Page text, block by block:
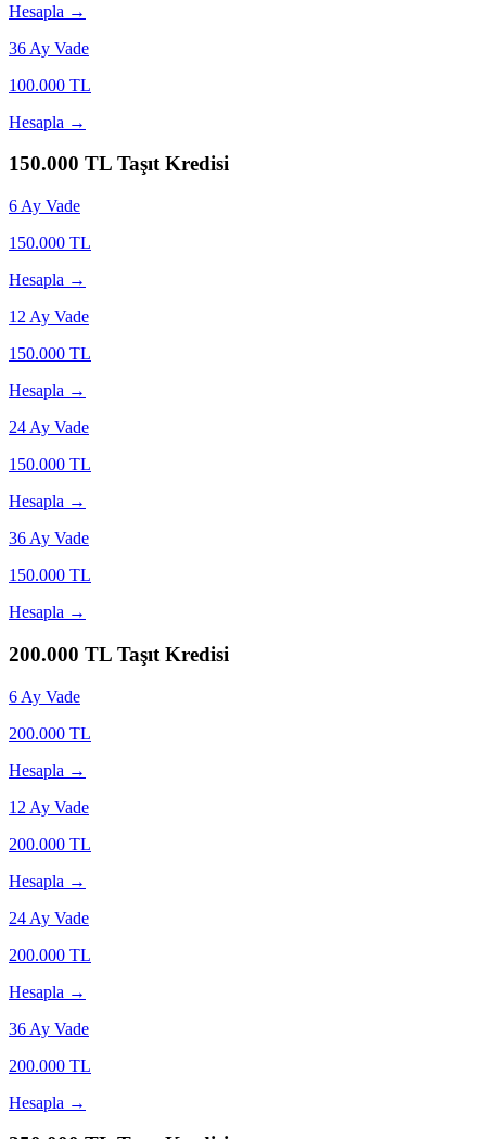
Hesapla →
36 Ay Vade
100.000 TL
Hesapla →
150.000 TL Taşıt Kredisi
6 Ay Vade
150.000 TL
Hesapla →
12 Ay Vade
150.000 TL
Hesapla →
24 Ay Vade
150.000 TL
Hesapla →
36 Ay Vade
150.000 TL
Hesapla →
200.000 TL Taşıt Kredisi
6 Ay Vade
200.000 TL
Hesapla →
12 Ay Vade
200.000 TL
Hesapla →
24 Ay Vade
200.000 TL
Hesapla →
36 Ay Vade
200.000 TL
Hesapla →